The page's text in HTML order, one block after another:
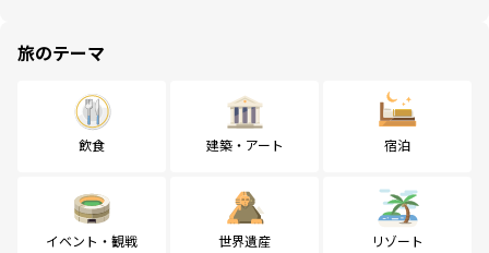
旅のテーマ
飲食 建築・アート 宿泊
イベント・観戦 世界遺産 リゾート